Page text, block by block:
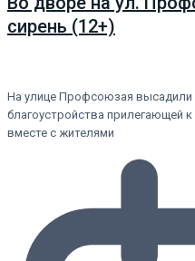
сирень (12+)
На улице Профсоюзая высадили
благоустройства прилегающей
вместе с жителями